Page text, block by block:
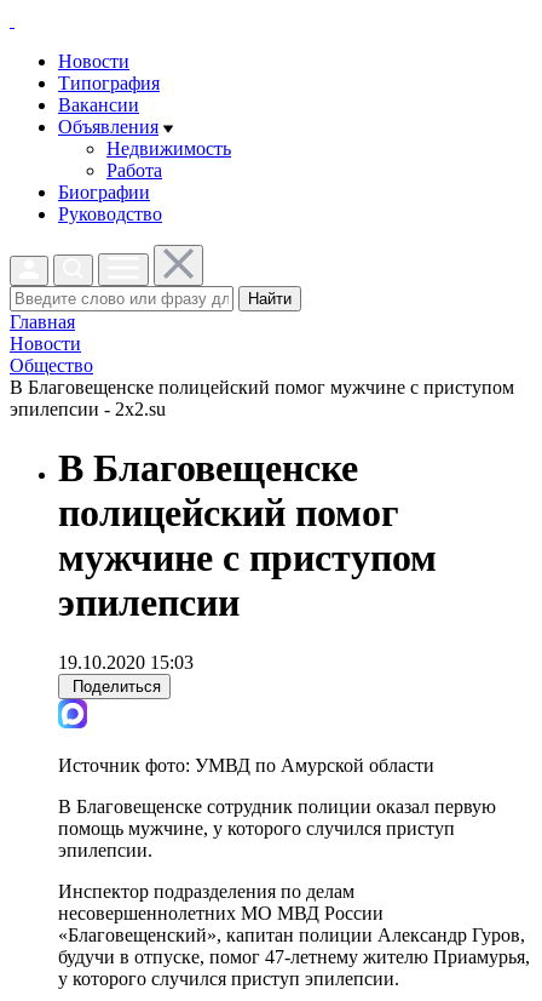
Новости
Типография
Вакансии
Объявления
Недвижимость
Работа
Биографии
Руководство
Найти
Главная
Новости
Общество
В Благовещенске полицейский помог мужчине с приступом
эпилепсии - 2x2.su
В Благовещенске
полицейский помог
мужчине с приступом
эпилепсии
19.10.2020 15:03
Поделиться
Источник фото: УМВД по Амурской области
В Благовещенске сотрудник полиции оказал первую
помощь мужчине, у которого случился приступ
эпилепсии.
Инспектор подразделения по делам
несовершеннолетних МО МВД России
«Благовещенский», капитан полиции Александр Гуров,
будучи в отпуске, помог 47-летнему жителю Приамурья,
у которого случился приступ эпилепсии.